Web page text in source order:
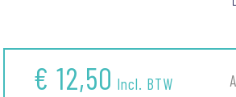
€ 12,50 Incl. BTW